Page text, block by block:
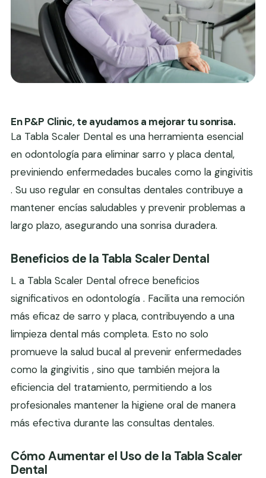
En P&P Clinic, te ayudamos a mejorar tu sonrisa.
La Tabla Scaler Dental es una herramienta esencial
en odontología para eliminar sarro y placa dental,
previniendo enfermedades bucales como la gingivitis
. Su uso regular en consultas dentales contribuye a
mantener encías saludables y prevenir problemas a
largo plazo, asegurando una sonrisa duradera.
Beneficios de la Tabla Scaler Dental
L a Tabla Scaler Dental ofrece beneficios
significativos en odontología . Facilita una remoción
más eficaz de sarro y placa, contribuyendo a una
limpieza dental más completa. Esto no solo
promueve la salud bucal al prevenir enfermedades
como la gingivitis , sino que también mejora la
eficiencia del tratamiento, permitiendo a los
profesionales mantener la higiene oral de manera
más efectiva durante las consultas dentales.
Cómo Aumentar el Uso de la Tabla Scaler
Dental